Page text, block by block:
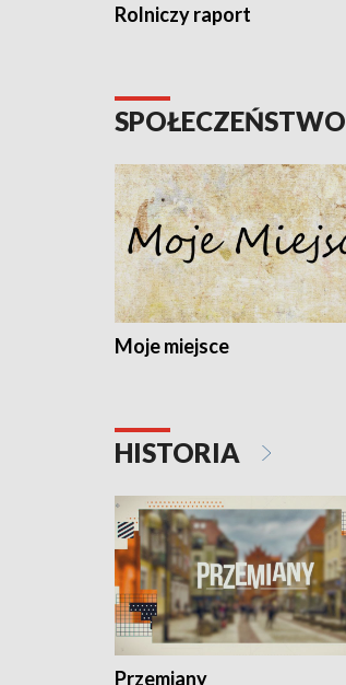
Rolniczy raport
SPOŁECZEŃSTWO
Moje miejsce
HISTORIA
Przemiany